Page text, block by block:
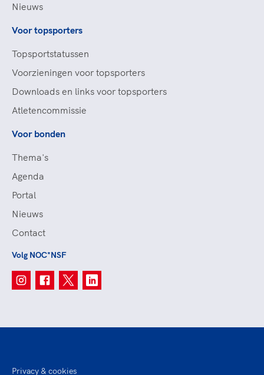
Nieuws
Voor topsporters
Topsportstatussen
Voorzieningen voor topsporters
Downloads en links voor topsporters
Atletencommissie
Voor bonden
Thema's
Agenda
Portal
Nieuws
Contact
Volg NOC*NSF
Privacy & cookies